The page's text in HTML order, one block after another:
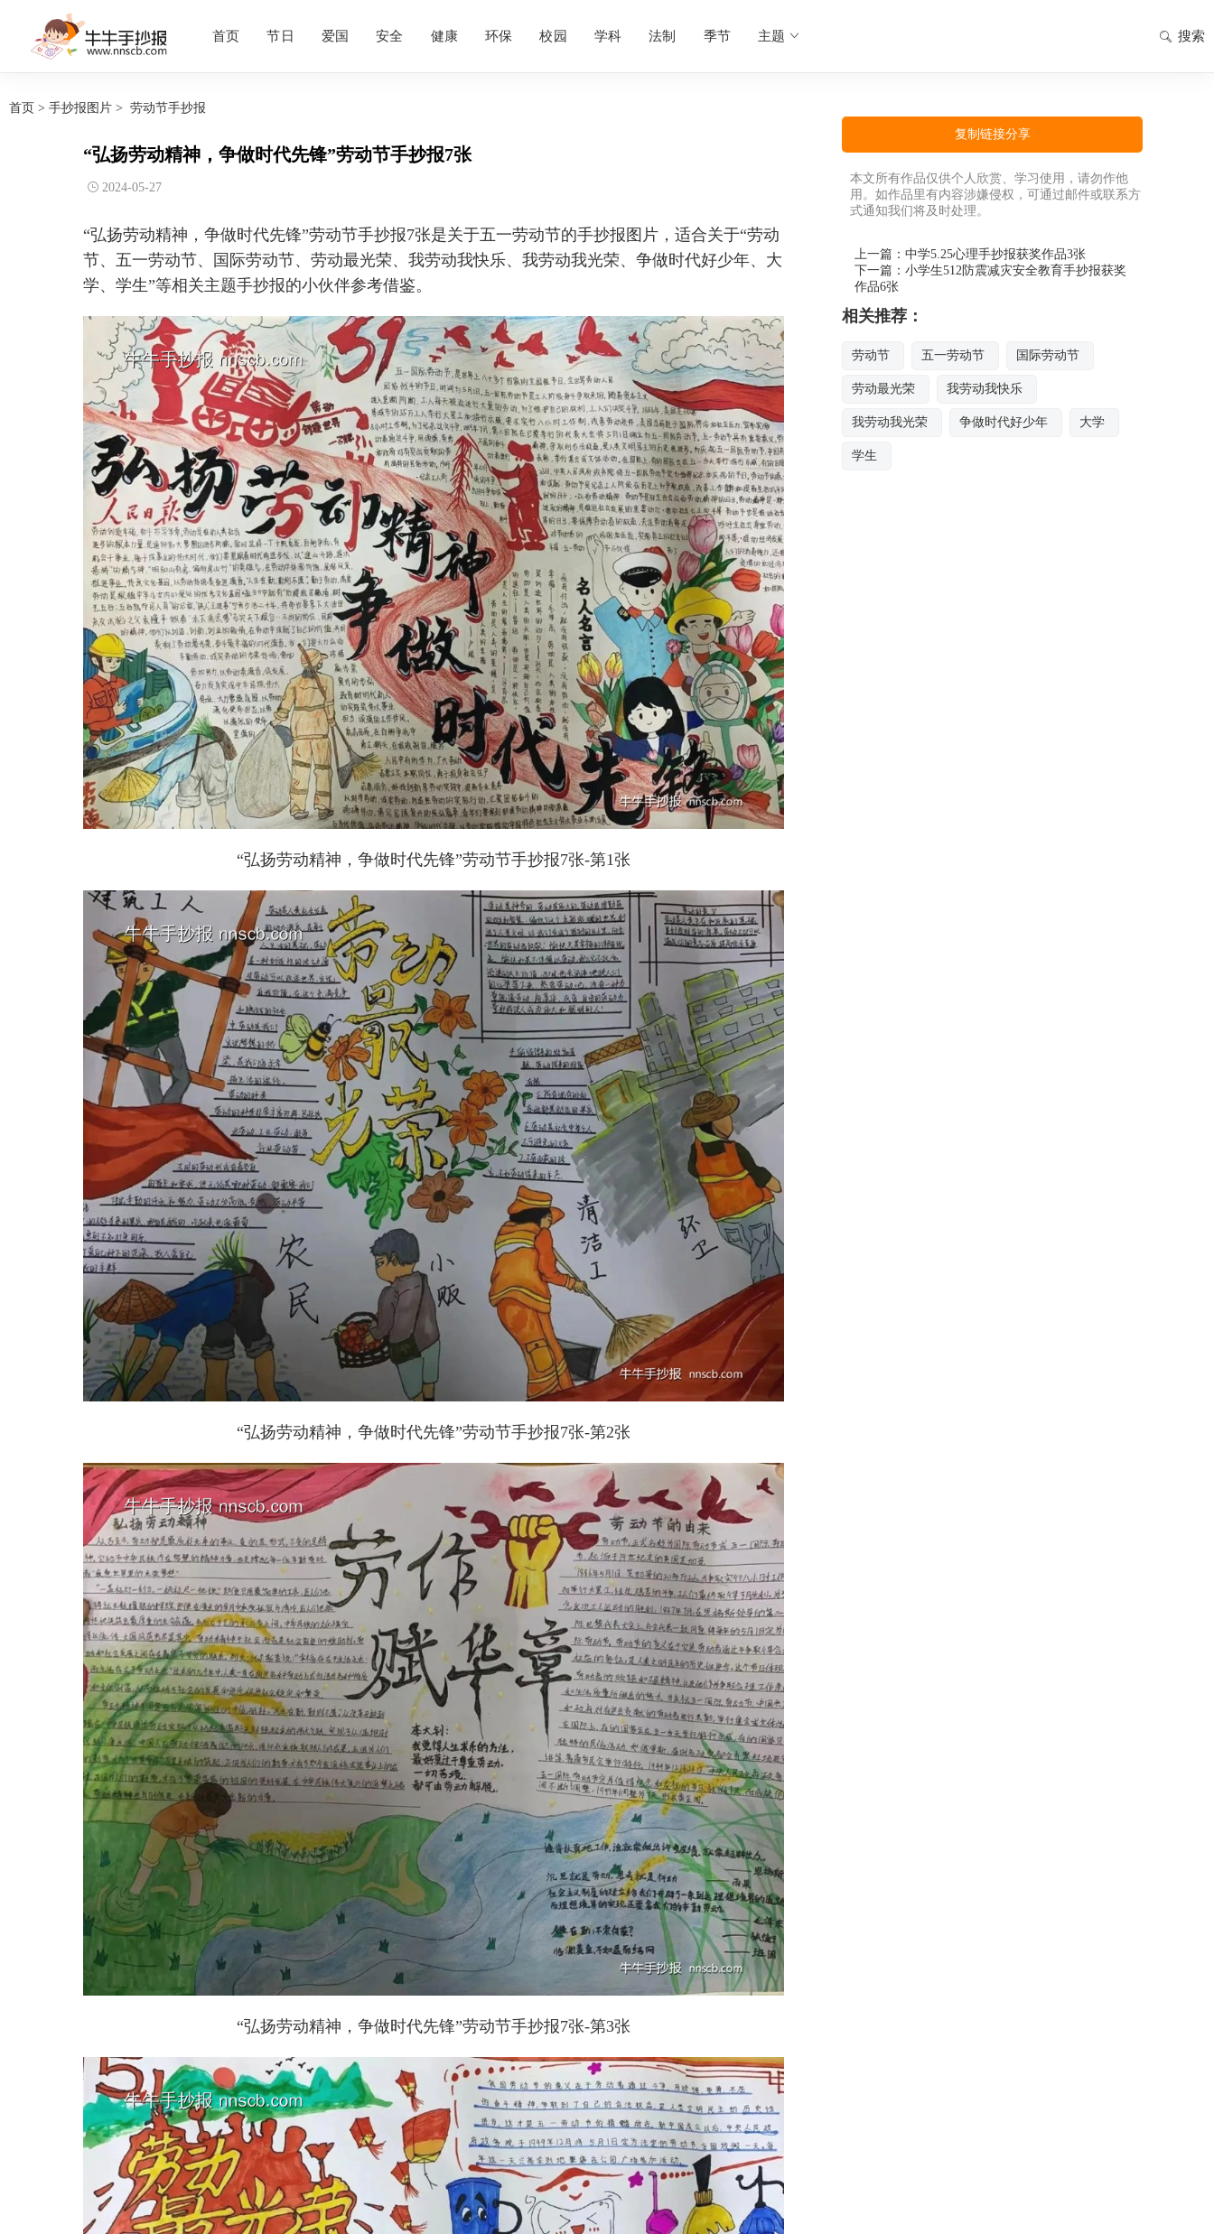
首页 节日 爱国 安全 健康 环保 校园 学科 法制 季节 主题 搜索
首页 > 手抄报图片 > 劳动节手抄报
“弘扬劳动精神，争做时代先锋”劳动节手抄报7张
2024-05-27
“弘扬劳动精神，争做时代先锋”劳动节手抄报7张是关于五一劳动节的手抄报图片，适合关于“劳动
节、五一劳动节、国际劳动节、劳动最光荣、我劳动我快乐、我劳动我光荣、争做时代好少年、大
学、学生”等相关主题手抄报的小伙伴参考借鉴。
“弘扬劳动精神，争做时代先锋”劳动节手抄报7张-第1张
“弘扬劳动精神，争做时代先锋”劳动节手抄报7张-第2张
“弘扬劳动精神，争做时代先锋”劳动节手抄报7张-第3张
复制链接分享
本文所有作品仅供个人欣赏、学习使用，请勿作他
用。如作品里有内容涉嫌侵权，可通过邮件或联系方
式通知我们将及时处理。
上一篇： 中学5.25心理手抄报获奖作品3张
下一篇： 小学生512防震减灾安全教育手抄报获奖
作品6张
相关推荐：
劳动节 五一劳动节 国际劳动节
劳动最光荣 我劳动我快乐
我劳动我光荣 争做时代好少年 大学
学生